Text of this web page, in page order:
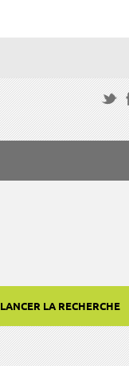
LANCER LA RECHERCHE